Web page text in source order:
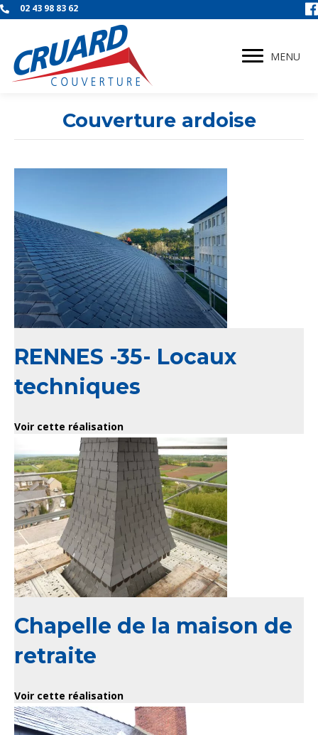
02 43 98 83 62
MENU
Couverture ardoise
RENNES -35- Locaux
techniques
Voir cette réalisation
Chapelle de la maison de
retraite
Voir cette réalisation